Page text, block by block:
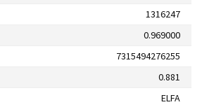
1316247
0.969000
7315494276255
0.881
ELFA